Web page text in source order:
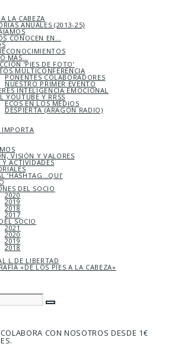
LA CABEZA
ANUALES (2013-25)
CONOCEN EN…
MÁS…
‘PIES DE FOTO’
MULTICONFERENCIA
PONENTES COLABORADORES
NUESTRO PRIMER EVENTO
INTELIGENCIA EMOCIONAL
YOUTUBE Y RRSS
ECOS EN LOS MEDIOS
DESPIERTA (ARAGÓN RADIO)
VISIÓN Y VALORES
Y ACTIVIDADES
‘HASHTAG…QUI’
DEL SOCIO
2020
2019
2018
2017
SOCIO
2021
2020
2019
2018
L DE LIBERTAD
«DE LOS PIES A LA CABEZA»
CON NOSOTROS DESDE 1€